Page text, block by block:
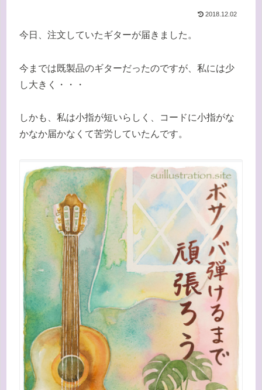
2018.12.02
今日、注文していたギターが届きました。
今までは既製品のギターだったのですが、私には少
し大きく・・・
しかも、私は小指が短いらしく、コードに小指がな
かなか届かなくて苦労していたんです。